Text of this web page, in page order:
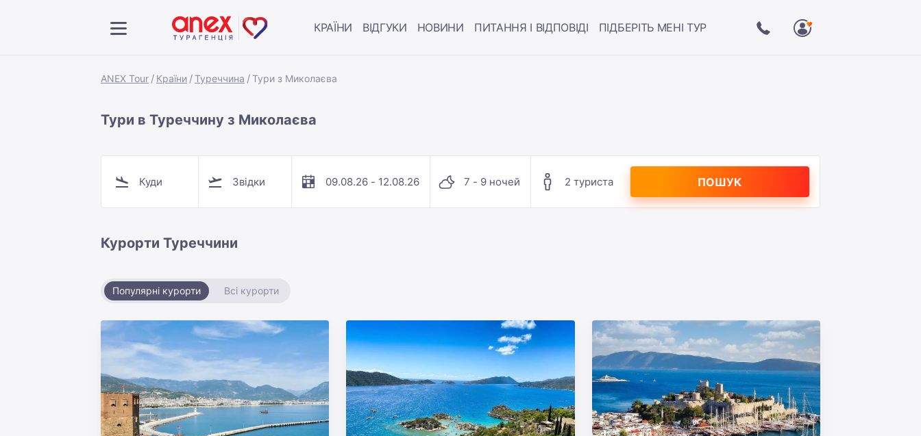
КРАЇНИ ВІДГУКИ НОВИНИ ПИТАННЯ І ВІДПОВІДІ ПІДБЕРІТЬ МЕНІ ТУР
ANEX Tour Країни Туреччина Тури з Миколаєва
Тури в Туреччину з Миколаєва
Куди Звідки 09.08.26 - 12.08.26 7 - 9 ночей 2 туриста ПОШУК
Курорти Туреччини
Популярні курорти Всі курорти